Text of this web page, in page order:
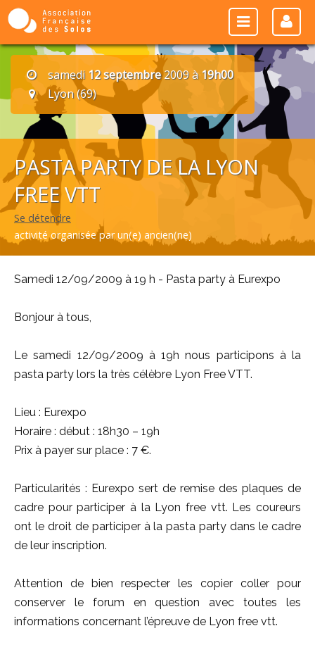
samedi 12 septembre2009 à 19h00
Lyon (69)
PASTA PARTY DE LA LYON
FREE VTT
Se détendre
activité organisée par un(e) ancien(ne)
Samedi 12/09/2009 à 19 h - Pasta party à Eurexpo
Bonjour à tous,
Le samedi 12/09/2009 à 19h nous participons à la
pasta party lors la très célèbre Lyon Free VTT.
Lieu : Eurexpo
Horaire : début : 18h30 – 19h
Prix à payer sur place : 7 €.
Particularités : Eurexpo sert de remise des plaques de
cadre pour participer à la Lyon free vtt. Les coureurs
ont le droit de participer à la pasta party dans le cadre
de leur inscription.
Attention de bien respecter les copier coller pour
conserver le forum en question avec toutes les
informations concernant l’épreuve de Lyon free vtt.